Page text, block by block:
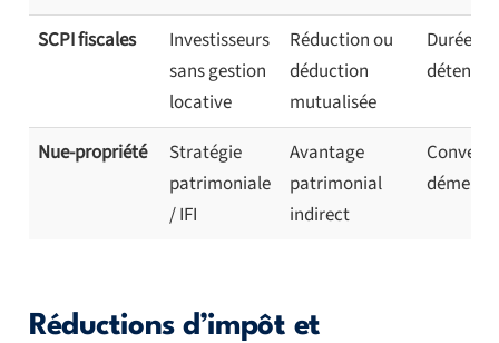
SCPI fiscales
Investisseurs
sans gestion
locative
Réduction ou
déduction
mutualisée
Durée de
Nue-propriété
Stratégie
patrimoniale
/ IFI
Avantage
patrimonial
indirect
Réductions d’impôt et